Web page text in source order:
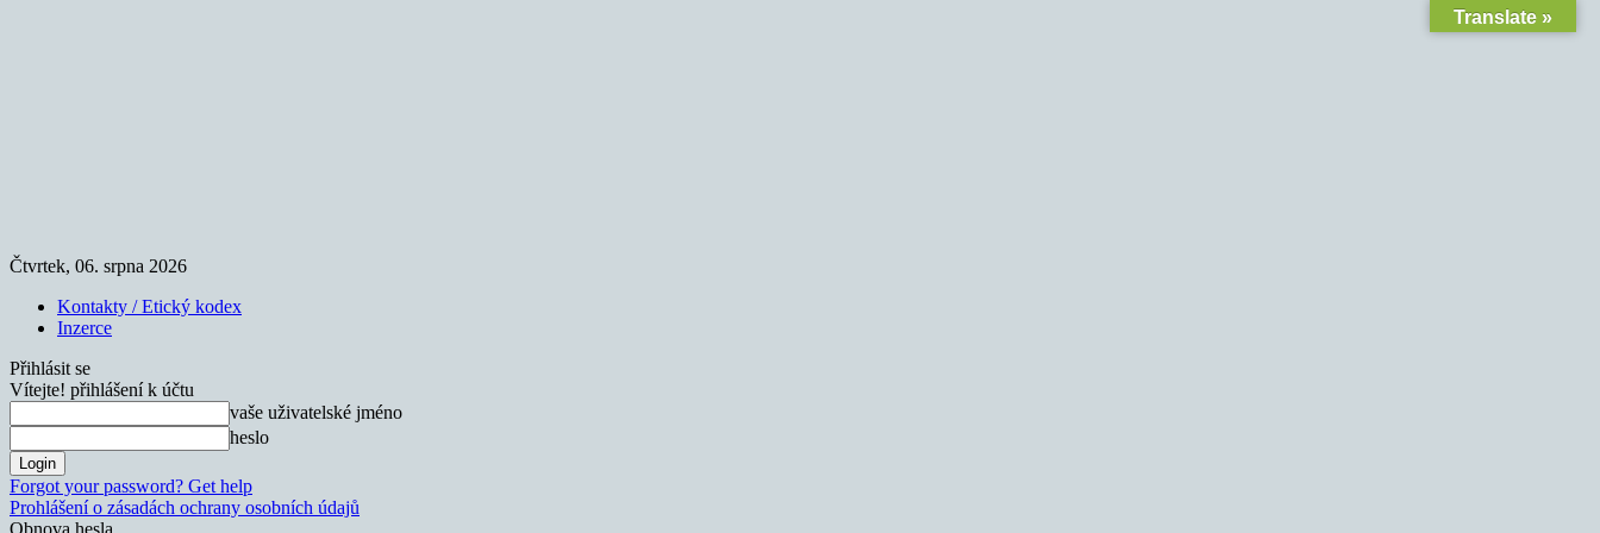
Čtvrtek, 06. srpna 2026
Kontakty / Etický kodex
Inzerce
Přihlásit se
Vítejte! přihlášení k účtu
vaše uživatelské jméno
heslo
Forgot your password? Get help
Prohlášení o zásadách ochrany osobních údajů
Obnova hesla
Translate »